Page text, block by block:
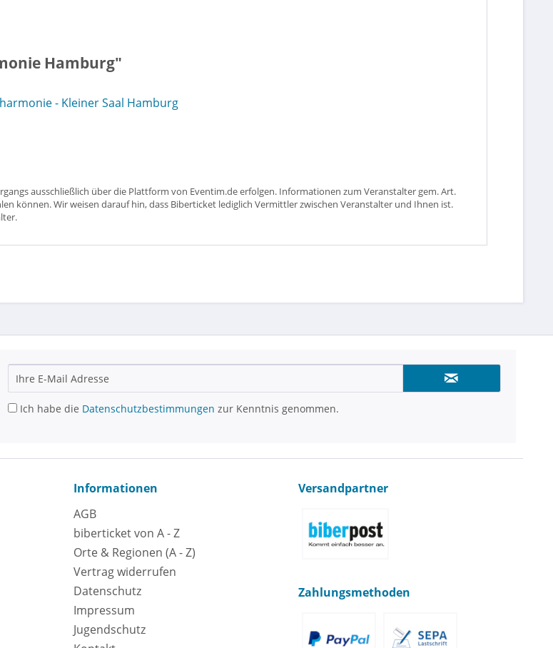
Hamburg"
- Kleiner Saal Hamburg
ausschließlich über die Plattform von Eventim.de erfolgen. Informationen zum Veranstalter gem. Art.
können. Wir weisen darauf hin, dass Biberticket lediglich Vermittler zwischen Veranstalter und Ihnen ist.
Ich habe die Datenschutzbestimmungen zur Kenntnis genommen.
Informationen
AGB
biberticket von A - Z
Orte & Regionen (A - Z)
Vertrag widerrufen
Datenschutz
Impressum
Jugendschutz
Versandpartner
Zahlungsmethoden